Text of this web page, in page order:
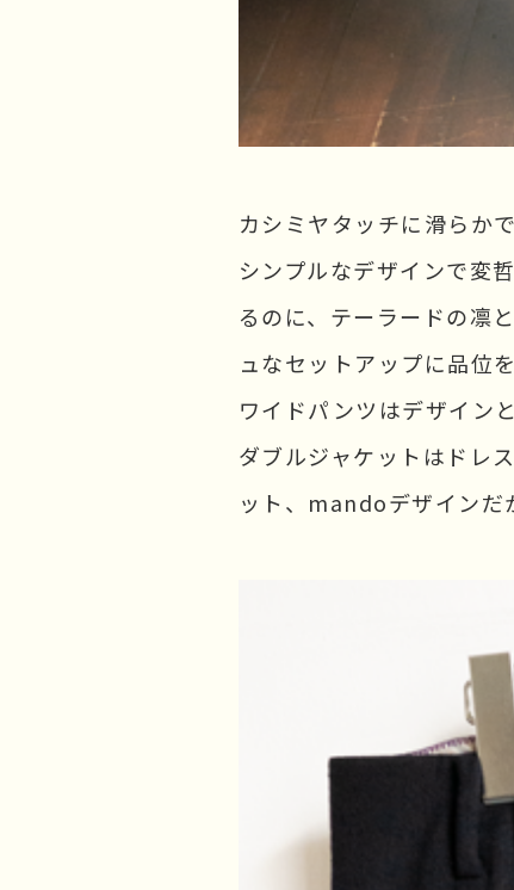
カシミヤタッチに滑らか
シンプルなデザインで変
るのに、テーラードの凛
ュなセットアップに品位
ワイドパンツはデザイン
ダブルジャケットはドレ
ット、mandoデザインだ